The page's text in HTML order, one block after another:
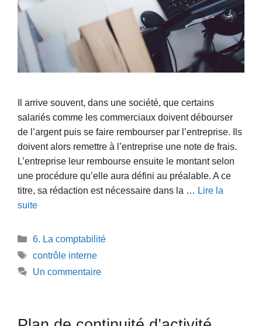
Il arrive souvent, dans une société, que certains
salariés comme les commerciaux doivent débourser
de l’argent puis se faire rembourser par l’entreprise. Ils
doivent alors remettre à l’entreprise une note de frais.
L’entreprise leur rembourse ensuite le montant selon
une procédure qu’elle aura défini au préalable. A ce
titre, sa rédaction est nécessaire dans la … Lire la
suite
Catégories
6. La comptabilité
Étiquettes
contrôle interne
Un commentaire